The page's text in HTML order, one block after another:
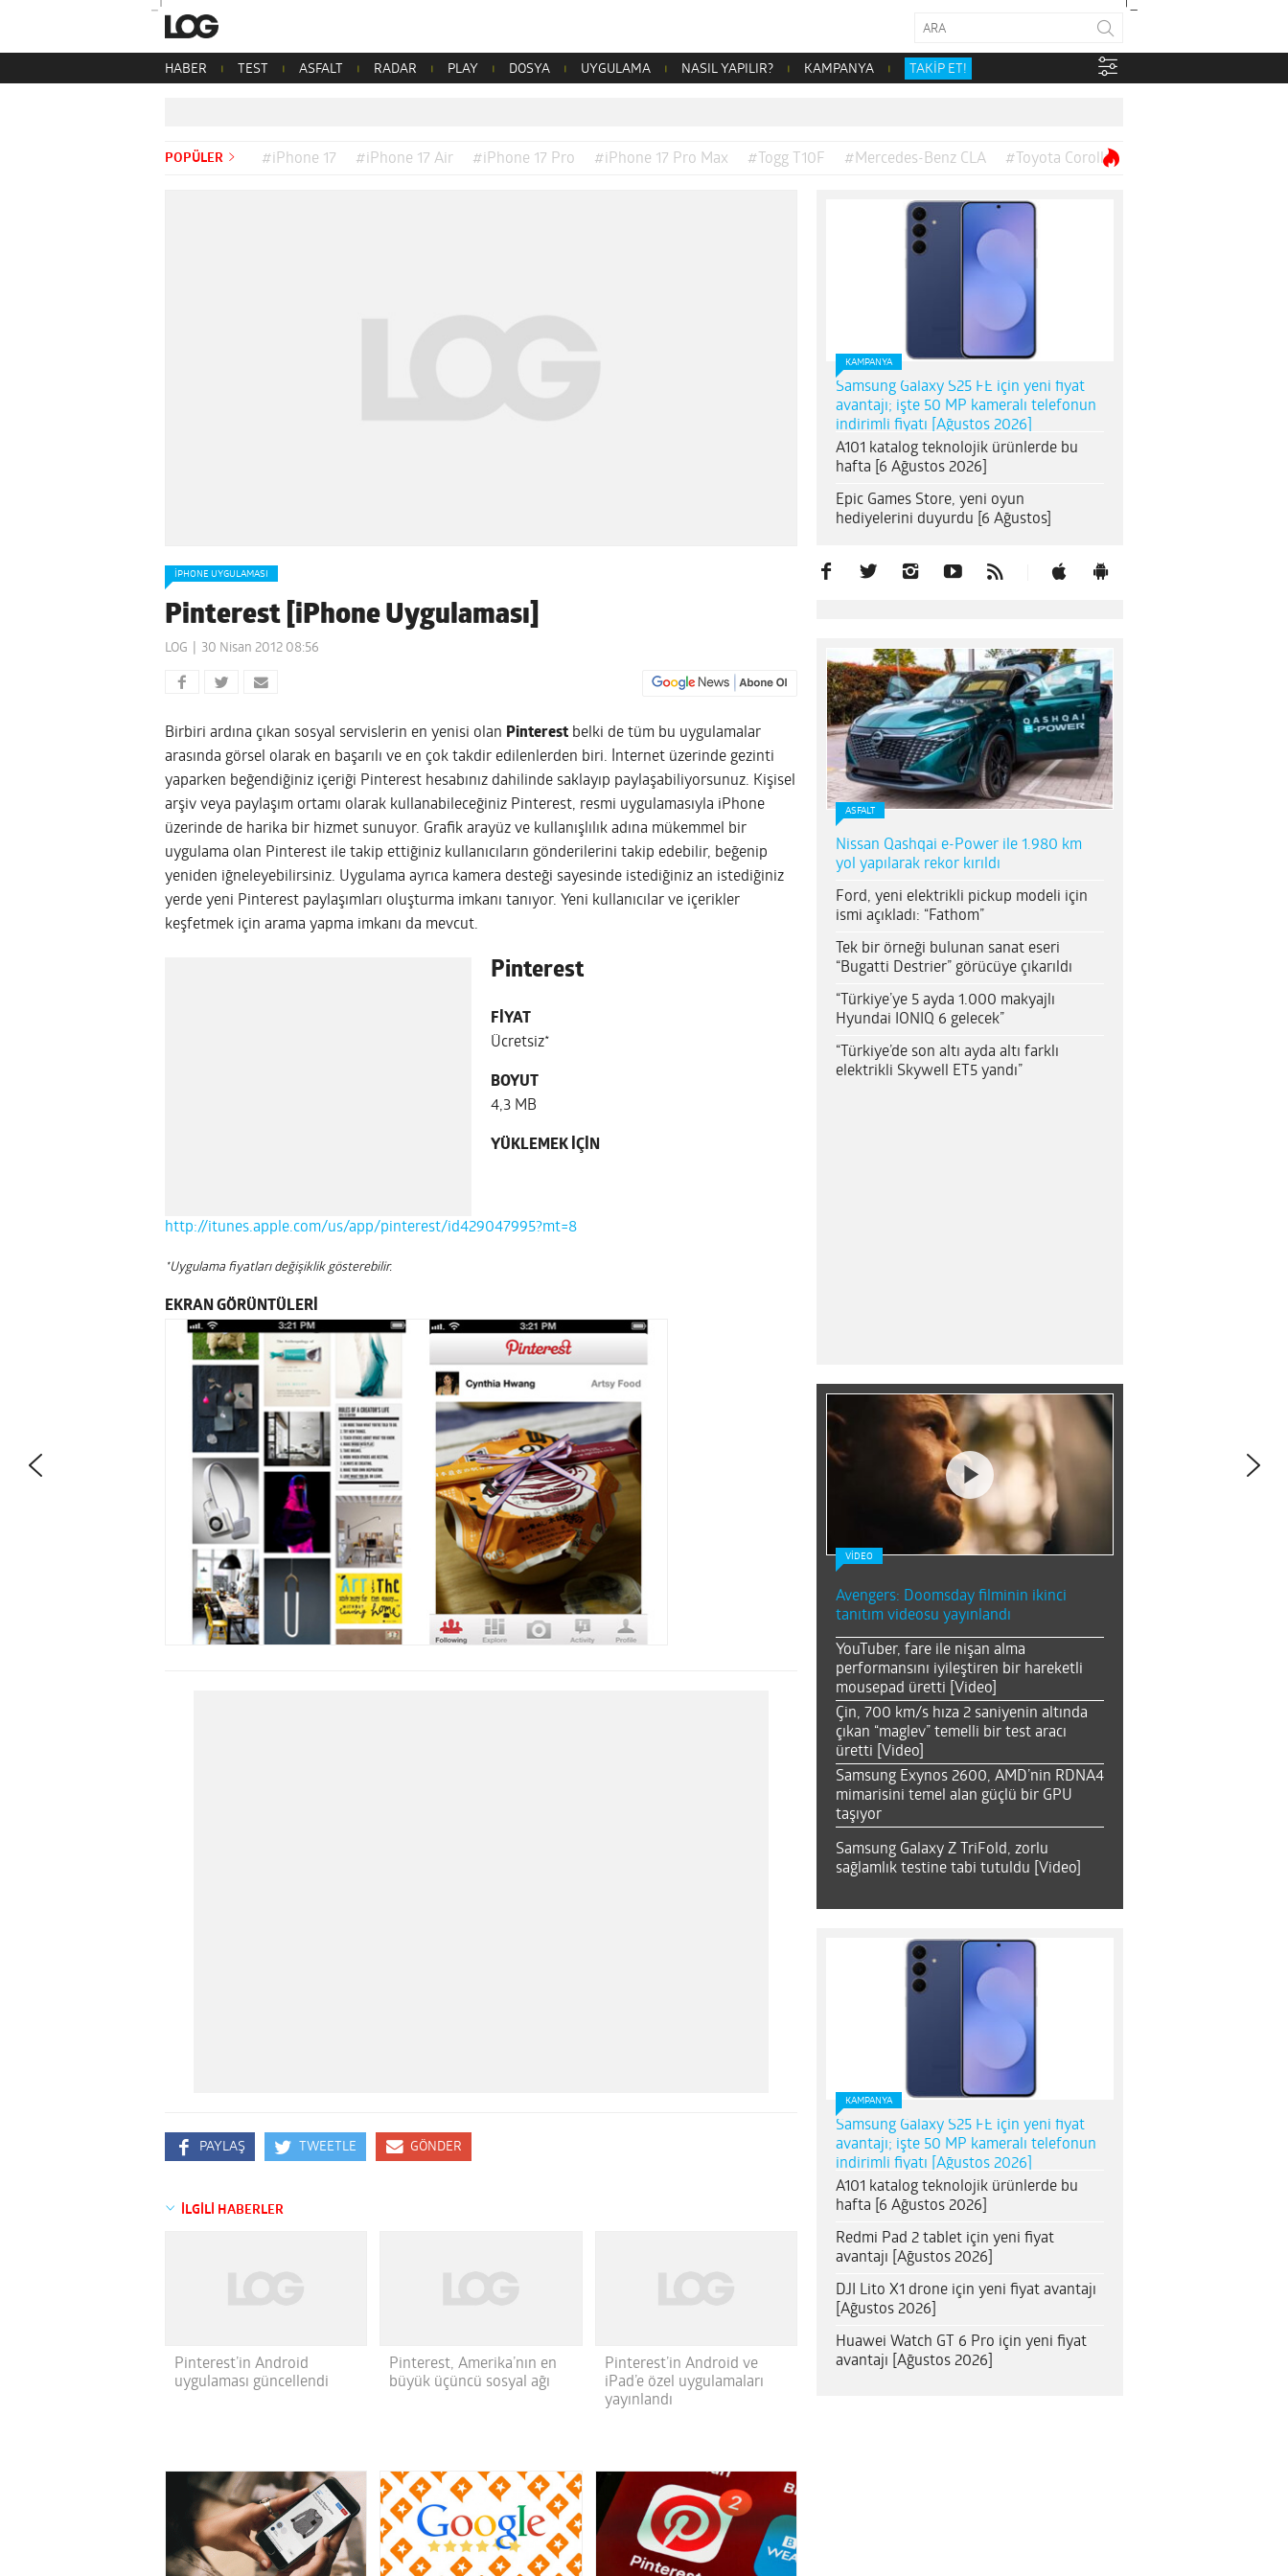
HABER TEST ASFALT RADAR PLAY DOSYA UYGULAMA NASIL YAPILIR? KAMPANYA TAKİP ET!
POPÜLER #iPhone 17 #iPhone 17 Air #iPhone 17 Pro #iPhone 17 Pro Max #Togg T10F #Mercedes-Benz CLA #Toyota Corolla
IPHONE UYGULAMASI
Pinterest [iPhone Uygulaması]
LOG 30 Nisan 2012 08:56
Birbiri ardına çıkan sosyal servislerin en yenisi olan Pinterest belki de tüm bu uygulamalar
arasında görsel olarak en başarılı ve en çok takdir edilenlerden biri. İnternet üzerinde gezinti
yaparken beğendiğiniz içeriği Pinterest hesabınız dahilinde saklayıp paylaşabiliyorsunuz. Kişisel
arşiv veya paylaşım ortamı olarak kullanabileceğiniz Pinterest, resmi uygulamasıyla iPhone
üzerinde de harika bir hizmet sunuyor. Grafik arayüz ve kullanışlılık adına mükemmel bir
uygulama olan Pinterest ile takip ettiğiniz kullanıcıların gönderilerini takip edebilir, beğenip
yeniden iğneleyebilirsiniz. Uygulama ayrıca kamera desteği sayesinde istediğiniz an istediğiniz
yerde yeni Pinterest paylaşımları oluşturma imkanı tanıyor. Yeni kullanıcılar ve içerikler
keşfetmek için arama yapma imkanı da mevcut.
Pinterest
FİYAT
Ücretsiz*
BOYUT
4,3 MB
YÜKLEMEK İÇİN
http://itunes.apple.com/us/app/pinterest/id429047995?mt=8
*Uygulama fiyatları değişiklik gösterebilir.
EKRAN GÖRÜNTÜLERİ
PAYLAŞ TWEETLE GÖNDER
İLGİLİ HABERLER
Pinterest’in Android
uygulaması güncellendi
Pinterest, Amerika’nın en
büyük üçüncü sosyal ağı
Pinterest’in Android ve
iPad’e özel uygulamaları
yayınlandı
KAMPANYA
Samsung Galaxy S25 FE için yeni fiyat
avantajı; işte 50 MP kameralı telefonun
indirimli fiyatı [Ağustos 2026]
A101 katalog teknolojik ürünlerde bu
hafta [6 Ağustos 2026]
Epic Games Store, yeni oyun
hediyelerini duyurdu [6 Ağustos]
ASFALT
Nissan Qashqai e-Power ile 1.980 km
yol yapılarak rekor kırıldı
Ford, yeni elektrikli pickup modeli için
ismi açıkladı: “Fathom”
Tek bir örneği bulunan sanat eseri
“Bugatti Destrier” görücüye çıkarıldı
“Türkiye’ye 5 ayda 1.000 makyajlı
Hyundai IONIQ 6 gelecek”
“Türkiye’de son altı ayda altı farklı
elektrikli Skywell ET5 yandı”
VİDEO
Avengers: Doomsday filminin ikinci
tanıtım videosu yayınlandı
YouTuber, fare ile nişan alma
performansını iyileştiren bir hareketli
mousepad üretti [Video]
Çin, 700 km/s hıza 2 saniyenin altında
çıkan “maglev” temelli bir test aracı
üretti [Video]
Samsung Exynos 2600, AMD’nin RDNA4
mimarisini temel alan güçlü bir GPU
taşıyor
Samsung Galaxy Z TriFold, zorlu
sağlamlık testine tabi tutuldu [Video]
KAMPANYA
Samsung Galaxy S25 FE için yeni fiyat
avantajı; işte 50 MP kameralı telefonun
indirimli fiyatı [Ağustos 2026]
A101 katalog teknolojik ürünlerde bu
hafta [6 Ağustos 2026]
Redmi Pad 2 tablet için yeni fiyat
avantajı [Ağustos 2026]
DJI Lito X1 drone için yeni fiyat avantajı
[Ağustos 2026]
Huawei Watch GT 6 Pro için yeni fiyat
avantajı [Ağustos 2026]